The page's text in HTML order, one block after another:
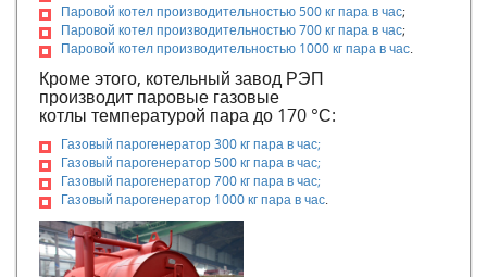
Российские газовые котлы
Парогенератор промышленный дизельный
Производство промышленных парогенераторов
Парогенератор для с/х
Парогенератор на дровах
Дровяной парогенератор
Парогенератор производственный
Парогенератор для пищевой промышленности
Парогенератор для бетонного завода
Парогенератор для бетона
Парогенераторы для ЖБИ
Парогенератор российского производства
Паровой котел производительностью 500 кг пара в час;
Паровой котел производительностью 700 кг пара в час;
Паровой котел производительностью 1000 кг пара в час.
Кроме этого, котельный завод РЭП
производит паровые газовые
котлы температурой пара до 170 °С:
Газовый парогенератор 300 кг пара в час;
Газовый парогенератор 500 кг пара в час;
Газовый парогенератор 700 кг пара в час;
Газовый парогенератор 1000 кг пара в час.